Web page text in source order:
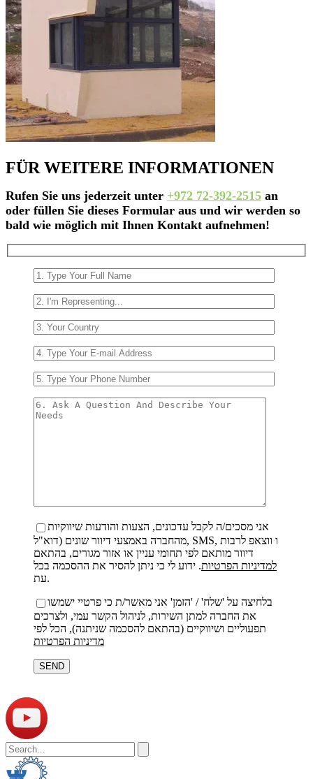
FÜR WEITERE INFORMATIONEN
Rufen Sie uns jederzeit unter +972 72-392-2515 an
oder füllen Sie dieses Formular aus und wir werden so
bald wie möglich mit Ihnen Kontakt aufnehmen!
אני מסכים/ה לקבל עדכונים, הצעות והודעות שיווקיות
מהחברה באמצעי דיוור שונים (דוא"ל, SMS, ו ווצאפ לרבות
דיוור מותאם לפי תחומי עניין או אזור מגורים, בהתאם
למדיניות הפרטיות. ידוע לי כי ניתן להסיר את ההסכמה בכל
עת.
בלחיצה על 'שלח' / 'הזמן' אני מאשר/ת כי פרטיי ישמשו
את החברה למתן השירות, לניהול הקשר עמי, ולצרכים
תפעוליים ושיווקיים (בהתאם להסכמה שניתנה), הכל לפי
מדיניות הפרטיות
lasse
dieses
Feld
leer.